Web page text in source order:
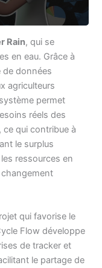
Rain, qui se
en eau. Grâce à
de données
agriculteurs
permet
réels des
qui contribue à
le surplus
ressources en
changement
qui favorise le
Flow développe
de tracker et
le partage de